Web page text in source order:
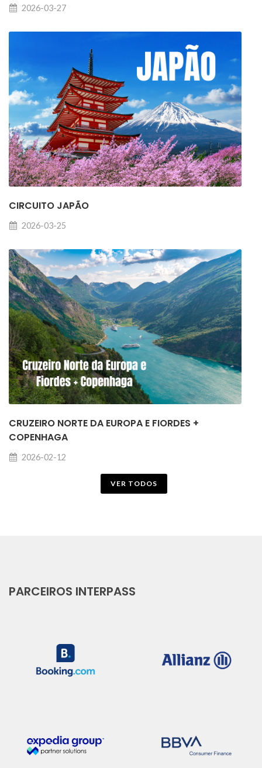
2026-03-27
CIRCUITO JAPÃO
2026-03-25
CRUZEIRO NORTE DA EUROPA E FIORDES +
COPENHAGA
2026-02-12
VER TODOS
PARCEIROS INTERPASS